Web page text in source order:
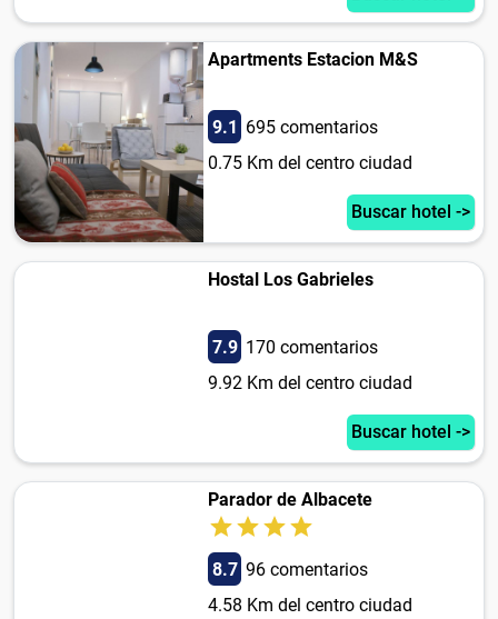
Apartments Estacion M&S
9.1 695 comentarios
0.75 Km del centro ciudad
Buscar hotel ->
Hostal Los Gabrieles
7.9 170 comentarios
9.92 Km del centro ciudad
Buscar hotel ->
Parador de Albacete
8.7 96 comentarios
4.58 Km del centro ciudad